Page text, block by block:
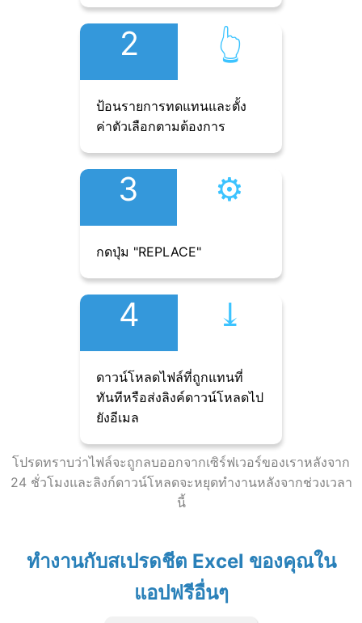
2 👆︎
ป้อนรายการทดแทนและตั้ง
ค่าตัวเลือกตามต้องการ
3 ⚙︎
กดปุ่ม "REPLACE"
4 ⤓︎
ดาวน์โหลดไฟล์ที่ถูกแทนที่
ทันทีหรือส่งลิงค์ดาวน์โหลดไป
ยังอีเมล
โปรดทราบว่าไฟล์จะถูกลบออกจากเซิร์ฟเวอร์ของเราหลังจาก
24 ชั่วโมงและลิงก์ดาวน์โหลดจะหยุดทำงานหลังจากช่วงเวลา
นี้
ทำงานกับสเปรดชีต Excel ของคุณใน
แอปฟรีอื่นๆ